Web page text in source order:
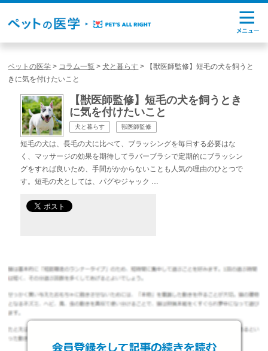
ペットの医学 > コラム一覧 >犬と暮らす >
【獣医師監修】短毛の犬を飼うと
きに気を付けたいこと
【獣医師監修】短毛の犬を飼うとき
に気を付けたいこと
犬と暮らす 獣医師監修
短毛の犬は、長毛の犬に比べて、ブラッシングを毎日する必要はな
く、マッサージの効果を期待してラバーブラシで定期的にブラッシン
グをすれば良いため、手間がかからないことも人気の理由のひとつで
す。短毛の犬としては、パグやジャック …